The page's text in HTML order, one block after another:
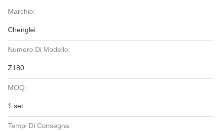
Marchio:
Chenglei
Numero Di Modello:
Z180
MOQ:
1 set
Tempi Di Consegna: